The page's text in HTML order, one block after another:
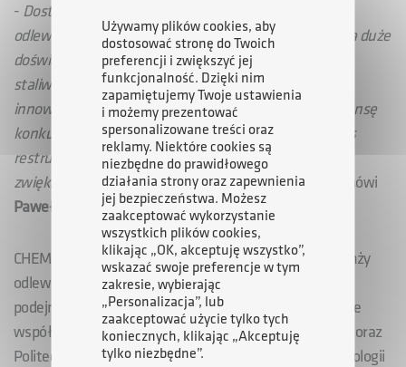
- Dostrzegamy potencjał tradycyjnego przemysłu
odlewniczego w regionie świętokrzyskim. CHEMAR ma duże
doświadczenie między innymi w produkcji odlewów
staliwnych. Przemysł ten trzeba jednak wesprzeć
innowacyjnymi metodami produkcji, tak żeby miał szansę
konkurować na rynku. Przed nami jeszcze długi proces
restrukturyzacji, do podjęcia jest wiele decyzji
zwiększających konkurencyjność przedsiębiorstwa
– mówi
Paweł Kolczyński, wiceprezes ARP S.A.
CHEMAR S.A. dostrzegając możliwości rozwojowe branży
odlewniczej, poszukuje nowych rynków zbytu oraz
podejmuje wyzwanie wdrożenia nowych technologii we
współpracy z Akademią Górniczo–Hutniczą z Krakowa oraz
Politechniką Świętokrzyską w zakresie realizacji technologii
Używamy plików cookies, aby
dostosować stronę do Twoich
preferencji i zwiększyć jej
funkcjonalność. Dzięki nim
zapamiętujemy Twoje ustawienia
i możemy prezentować
spersonalizowane treści oraz
reklamy. Niektóre cookies są
niezbędne do prawidłowego
działania strony oraz zapewnienia
jej bezpieczeństwa. Możesz
zaakceptować wykorzystanie
wszystkich plików cookies,
klikając „OK, akceptuję wszystko”,
wskazać swoje preferencje w tym
zakresie, wybierając
„Personalizacja”, lub
zaakceptować użycie tylko tych
koniecznych, klikając „Akceptuję
tylko niezbędne”.